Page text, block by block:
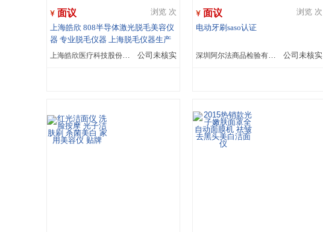
面议 浏览 次
上海皓欣 808半导体激光脱毛美容仪
器 专业脱毛仪器 上海脱毛仪器生产
厂家
上海皓欣医疗科技股份有限公司 公司未核实
面议 浏览 次
电动牙刷saso认证
深圳阿尔法商品检验有限公司业务部 公司未核实